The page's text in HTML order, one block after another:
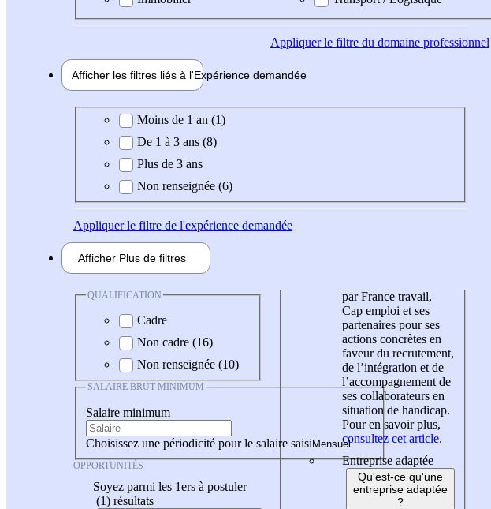
Appliquerle filtre du domaine professionnel
Afficher les filtres liés à l'Expérience demandée
Expérience demandée
Moins de 1 an (1)
De 1 à 3 ans (8)
Plus de 3 ans
Non renseignée (6)
Appliquerle filtre de l'expérience demandée
Afficher Plus de filtres
QUALIFICATION
Cadre
Non cadre (16)
Non renseignée (10)
SALAIRE BRUT MINIMUM
Salaire minimum
Choisissez une périodicité pour le salaire saisi
OPPORTUNITÉS
Soyez parmi les 1ers à postuler
(1) résultats
par France travail,
Cap emploi et ses
partenaires pour ses
actions concrètes en
faveur du recrutement,
de l’intégration et de
l’accompagnement de
ses collaborateurs en
situation de handicap.
Pour en savoir plus,
consultez cet article.
Entreprise adaptée
Qu'est-ce qu'une
entreprise adaptée
?